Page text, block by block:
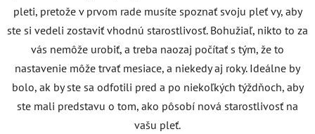
pleti, pretože v prvom rade musíte spoznať svoju pleť vy, aby
ste si vedeli zostaviť vhodnú starostlivosť. Bohužiaľ, nikto to za
vás nemôže urobiť, a treba naozaj počítať s tým, že to
nastavenie môže trvať mesiace, a niekedy aj roky. Ideálne by
bolo, ak by ste sa odfotili pred a po niekoľkých týždňoch, aby
ste mali predstavu o tom, ako pôsobí nová starostlivosť na
vašu pleť.